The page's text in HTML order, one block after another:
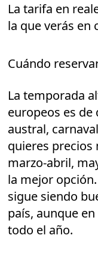
La tarifa en
la que verás en
Cuándo
La temporada
europeos es
austral,
quieres precios
marzo-abril,
la mejor
sigue siendo
país, aunque
todo el año.